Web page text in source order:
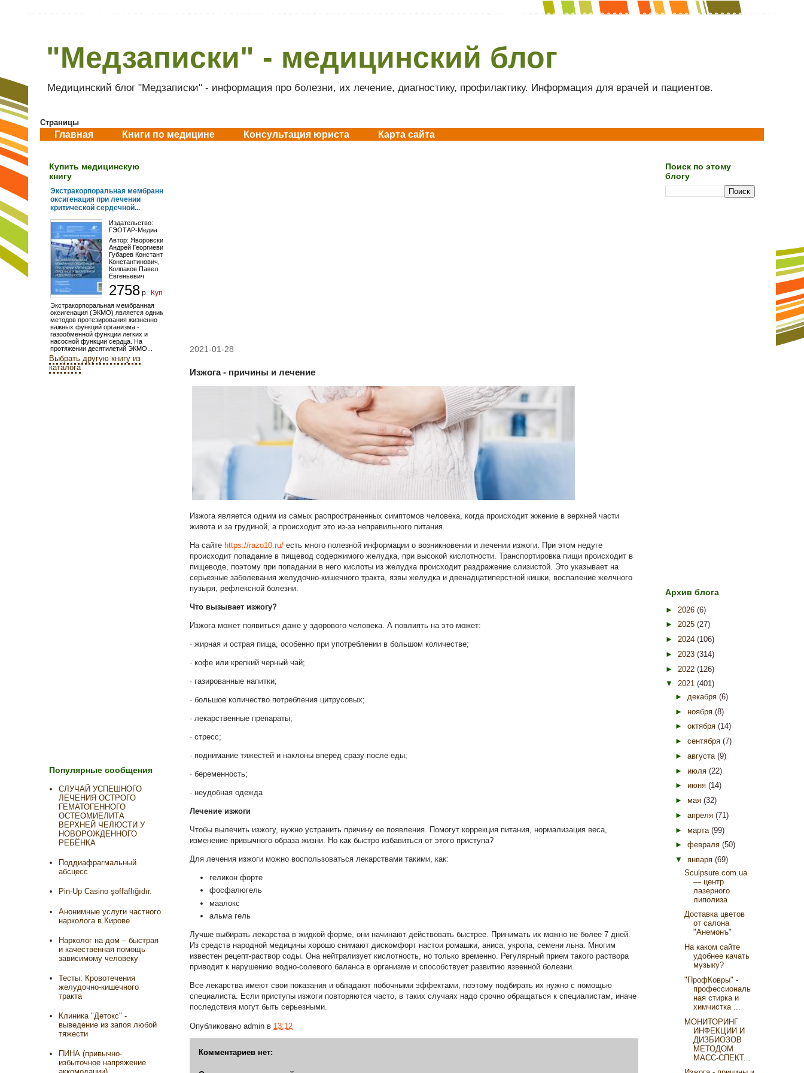
"Медзаписки" - медицинский блог
Медицинский блог "Медзаписки" - информация про болезни, их лечение, диагностику, профилактику. Информация для врачей и пациентов.
Страницы
Главная Книги по медицине Консультация юриста Карта сайта
2021-01-28
Изжога - причины и лечение
Изжога является одним из самых распространенных симптомов человека, когда происходит жжение в верхней части
живота и за грудиной, а происходит это из-за неправильного питания.
На сайте https://razo10.ru/ есть много полезной информации о возникновении и лечении изжоги. При этом недуге
происходит попадание в пищевод содержимого желудка, при высокой кислотности. Транспортировка пищи происходит в
пищеводе, поэтому при попадании в него кислоты из желудка происходит раздражение слизистой. Это указывает на
серьезные заболевания желудочно-кишечного тракта, язвы желудка и двенадцатиперстной кишки, воспаление желчного
пузыря, рефлексной болезни.
Что вызывает изжогу?
Изжога может появиться даже у здорового человека. А повлиять на это может:
· жирная и острая пища, особенно при употреблении в большом количестве;
· кофе или крепкий черный чай;
· газированные напитки;
· большое количество потребления цитрусовых;
· лекарственные препараты;
· стресс;
· поднимание тяжестей и наклоны вперед сразу после еды;
· беременность;
· неудобная одежда
Лечение изжоги
Чтобы вылечить изжогу, нужно устранить причину ее появления. Помогут коррекция питания, нормализация веса,
изменение привычного образа жизни. Но как быстро избавиться от этого приступа?
Для лечения изжоги можно воспользоваться лекарствами такими, как:
геликонфорте
фосфалюгель
маалокс
альма гель
Лучше выбирать лекарства в жидкой форме, они начинают действовать быстрее. Принимать их можно не более 7 дней.
Из средств народной медицины хорошо снимают дискомфорт настои ромашки, аниса, укропа, семени льна. Многим
известен рецепт-раствор соды. Она нейтрализует кислотность, но только временно. Регулярный прием такого раствора
приводит к нарушению водно-солевого баланса в организме и способствует развитию язвенной болезни.
Все лекарства имеют свои показания и обладают побочными эффектами, поэтому подбирать их нужно с помощью
специалиста. Если приступы изжоги повторяются часто, в таких случаях надо срочно обращаться к специалистам, иначе
последствия могут быть серьезными.
Опубликовано admin в 13:12
Комментариев нет:
Купить медицинскую
книгу
Экстракорпоральная мембранная
оксигенация при лечении
критической сердечной...
Издательство:
ГЭОТАР-Медиа
Автор: Яворовский
Андрей Георгиевич
Губарев Константин
Константинович
Колпаков Павел
Евгеньевич
2758 р. Купить
Экстракорпоральная мембранная
оксигенация (ЭКМО) является одним из
методов протезирования жизненно
важных функций организма -
газообменной функции легких и
насосной функции сердца. На
протяжении десятилетий ЭКМО...
Выбрать другую книгу из
каталога
Популярные сообщения
СЛУЧАЙ УСПЕШНОГО
ЛЕЧЕНИЯ ОСТРОГО
ГЕМАТОГЕННОГО
ОСТЕОМИЕЛИТА
ВЕРХНЕЙ ЧЕЛЮСТИ У
НОВОРОЖДЕННОГО
РЕБЁНКА
Поддиафрагмальный
абсцесс
Pin-Up Casino şəffaflığıdır.
Анонимные услуги частного
нарколога в Кирове
Нарколог на дом – быстрая
и качественная помощь
зависимому человеку
Тесты: Кровотечения
желудочно-кишечного
тракта
Клиника "Детокс" -
выведение из запоя любой
тяжести
ПИНА (привычно-
избыточное напряжение
Поиск по этому
блогу
Архив блога
► 2026 (6)
► 2025 (27)
► 2024 (106)
► 2023 (314)
► 2022 (126)
▼ 2021 (401)
► декабря (6)
► ноября (8)
► октября (14)
► сентября (7)
► августа (9)
► июля (22)
► июня (14)
► мая (32)
► апреля (71)
► марта (99)
► февраля (50)
▼ января (69)
Sculpsure.com.ua
— центр
лазерного
липолиза
Доставка цветов
от салона
"Анемонъ"
На каком сайте
удобнее качать
музыку?
"ПрофКовры" -
профессиональ
ная стирка и
химчистка ...
МОНИТОРИНГ
ИНФЕКЦИИ И
ДИЗБИОЗОВ
МЕТОДОМ
МАСС-СПЕКТ...